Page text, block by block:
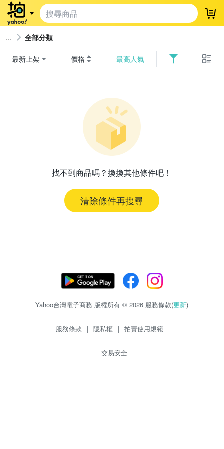
登
全部分類
最新上架 價格 最高人氣
找不到商品嗎？換換其他條件吧！
清除條件再搜尋
Yahoo台灣電子商務 版權所有 © 2026 服務條款(更新)
服務條款 | 隱私權 | 拍賣使用規範
交易安全